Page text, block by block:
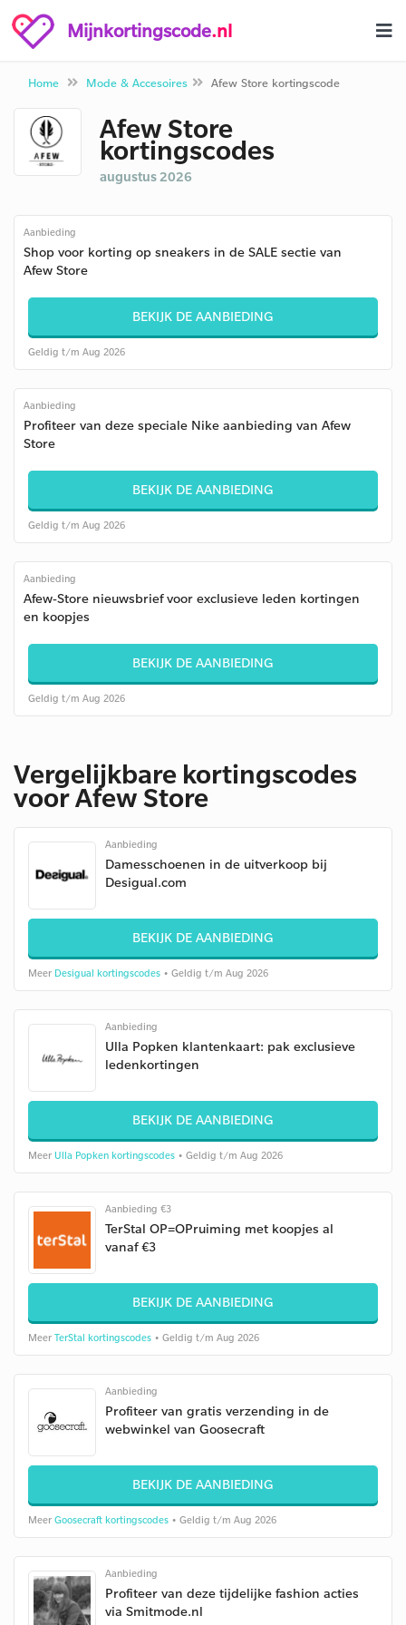
Mijnkortingscode.nl
Home Mode & Accesoires Afew Store kortingscode
Afew Store
kortingscodes
augustus 2026
Aanbieding
Shop voor korting op sneakers in de SALE sectie van
Afew Store
BEKIJK DE AANBIEDING
Geldig t/m Aug 2026
Aanbieding
Profiteer van deze speciale Nike aanbieding van Afew
Store
BEKIJK DE AANBIEDING
Geldig t/m Aug 2026
Aanbieding
Afew-Store nieuwsbrief voor exclusieve leden kortingen
en koopjes
BEKIJK DE AANBIEDING
Geldig t/m Aug 2026
Vergelijkbare kortingscodes
voor Afew Store
Aanbieding
Damesschoenen in de uitverkoop bij
Desigual.com
BEKIJK DE AANBIEDING
Meer Desigual kortingscodes • Geldig t/m Aug 2026
Aanbieding
Ulla Popken klantenkaart: pak exclusieve
ledenkortingen
BEKIJK DE AANBIEDING
Meer Ulla Popken kortingscodes • Geldig t/m Aug 2026
Aanbieding €3
TerStal OP=OPruiming met koopjes al
vanaf €3
BEKIJK DE AANBIEDING
Meer TerStal kortingscodes • Geldig t/m Aug 2026
Aanbieding
Profiteer van gratis verzending in de
webwinkel van Goosecraft
BEKIJK DE AANBIEDING
Meer Goosecraft kortingscodes • Geldig t/m Aug 2026
Aanbieding
Profiteer van deze tijdelijke fashion acties
via Smitmode.nl